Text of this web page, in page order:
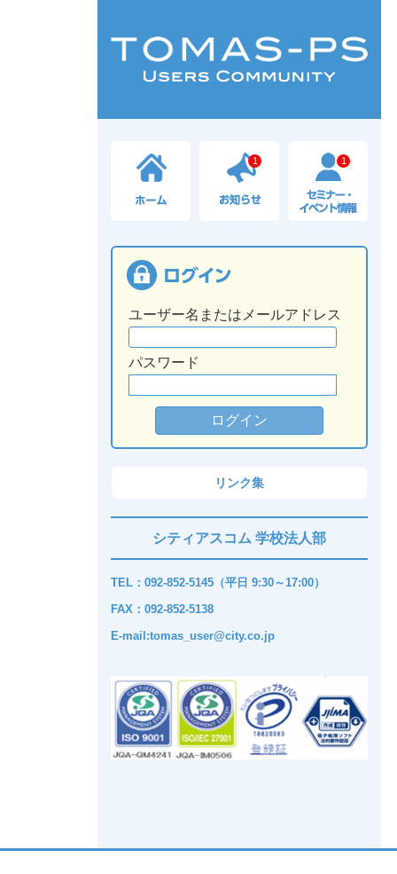
1 1
ユーザー名またはメールアドレス
パスワード
リンク集
シティアスコム 学校法人部
TEL：092-852-5145（平日 9:30～17:00）
FAX：092-852-5138
E-mail:tomas_user@city.co.jp